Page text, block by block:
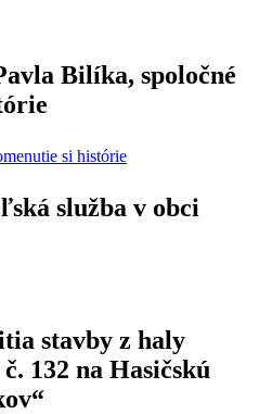
Bilíka, spoločné
služba v obci
stavby z haly
132 na Hasičskú